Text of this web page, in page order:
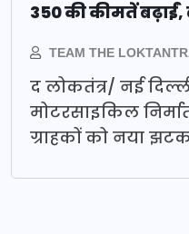
350 की कीमतें
TEAM THE
द लोकतंत्र/ नई
मोटरसाइकिल
ग्राहकों को नया